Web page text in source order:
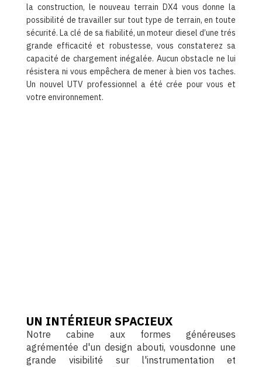
la construction, le nouveau terrain DX4 vous donne la
possibilité de travailler sur tout type de terrain, en toute
sécurité. La clé de sa fiabilité, un moteur diesel d’une trés
grande efficacité et robustesse, vous constaterez sa
capacité de chargement inégalée. Aucun obstacle ne lui
résistera ni vous empêchera de mener à bien vos taches.
Un nouvel UTV professionnel a été crée pour vous et
votre environnement.
UN INTÉRIEUR SPACIEUX
Notre cabine aux formes généreuses
agrémentée d'un design abouti, vousdonne une
grande visibilité sur l'instrumentation et